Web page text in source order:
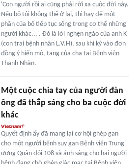
'Con người rồi ai cũng phải rời xa cuộc đời này.
Nếu bố tôi không thể ở lại, thì hãy để một
phần của bố tiếp tục sống trong cơ thể những
người khác...'. Đó là lời nghẹn ngào của anh K
(con trai bệnh nhân L.V.H), sau khi ký vào đơn
đồng ý hiến mô, tạng của cha tại Bệnh viện
Thanh Nhàn.
Một cuộc chia tay của người đàn
ông đã thắp sáng cho ba cuộc đời
khác
Quyết định ấy đã mang lại cơ hội ghép gan
cho một người bệnh suy gan Bệnh viện Trung
ương Quân đội 108 và ánh sáng cho hai người